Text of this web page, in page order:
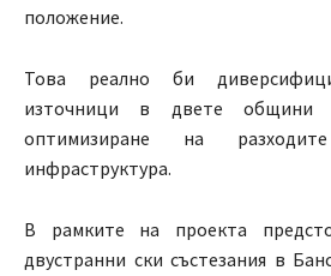
положение.
Това реално би
източници в двете
оптимизиране на
инфраструктура.
В рамките на проекта
двустранни ски състезания в